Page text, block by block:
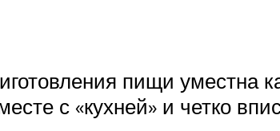
пищи уместна
с «кухней» и четко